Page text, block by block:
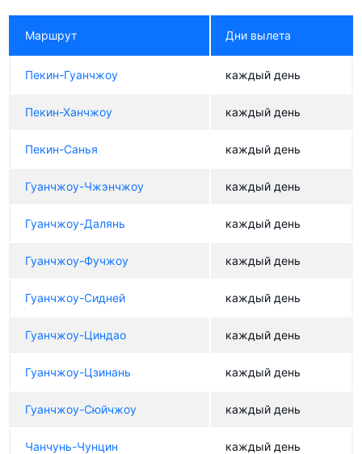
Маршрут Дни вылета
Пекин-Гуанчжоу каждый день
Пекин-Ханчжоу каждый день
Пекин-Санья каждый день
Гуанчжоу-Чжэнчжоу каждый день
Гуанчжоу-Далянь каждый день
Гуанчжоу-Фучжоу каждый день
Гуанчжоу-Сидней каждый день
Гуанчжоу-Циндао каждый день
Гуанчжоу-Цзинань каждый день
Гуанчжоу-Сюйчжоу каждый день
Чанчунь-Чунцин каждый день